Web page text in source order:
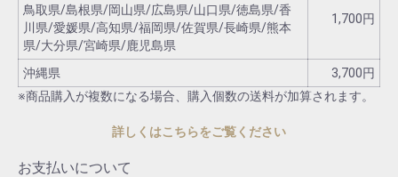
鳥取県/島根県/岡山県/広島県/山口県/徳島県/香
川県/愛媛県/高知県/福岡県/佐賀県/長崎県/熊本
県/大分県/宮崎県/鹿児島県
1,700円
沖縄県
3,700円
※商品購入が複数になる場合、購入個数の送料が加算されます。
詳しくはこちらをご覧ください
お支払いについて